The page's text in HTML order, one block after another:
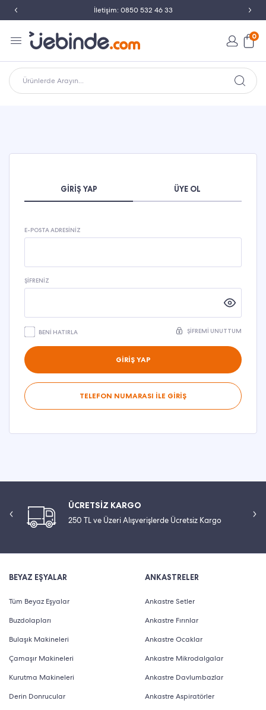
İletişim: 0850 532 46 33
0
Ürünlerde Arayın...
GIRIŞ YAP ÜYE OL
E-POSTA ADRESINIZ
ŞIFRENIZ
BENI HATIRLA ŞIFREMI UNUTTUM
GİRİŞ YAP
TELEFON NUMARASI İLE GİRİŞ
ÜCRETSİZ KARGO
250 TL ve Üzeri Alışverişlerde Ücretsiz Kargo
BEYAZ EŞYALAR
Tüm Beyaz Eşyalar
Buzdolapları
Bulaşık Makineleri
Çamaşır Makineleri
Kurutma Makineleri
Derin Donrucular
ANKASTRELER
Ankastre Setler
Ankastre Fırınlar
Ankastre Ocaklar
Ankastre Mikrodalgalar
Ankastre Davlumbazlar
Ankastre Aspiratörler